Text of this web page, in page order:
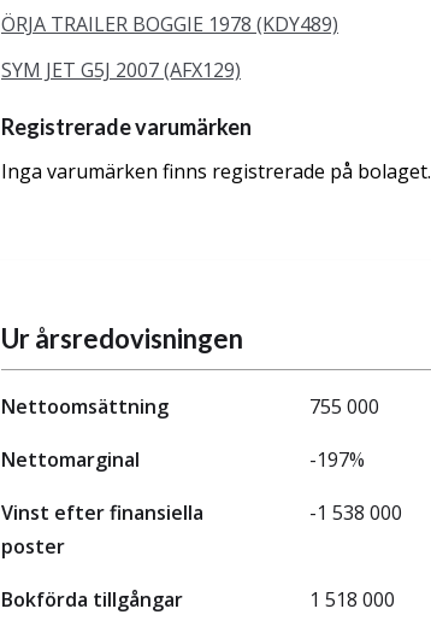
ÖRJA TRAILER BOGGIE 1978 (KDY489)
SYM JET G5J 2007 (AFX129)
Registrerade varumärken
Inga varumärken finns registrerade på bolaget.
Ur årsredovisningen
Nettoomsättning
755 000
Nettomarginal
-197%
Vinst efter finansiella
poster
-1 538 000
Bokförda tillgångar
1 518 000